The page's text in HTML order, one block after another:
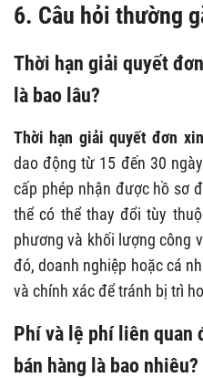
6. Câu hỏi thường
Thời hạn giải quyết
là bao lâu?
Thời hạn giải quyết đơn
dao động từ 15 đến 30
cấp phép nhận được hồ sơ
thể có thể thay đổi tùy
phương và khối lượng công
đó, doanh nghiệp hoặc cá
và chính xác để tránh bị trì
Phí và lệ phí liên quan
bán hàng là bao nhiêu?